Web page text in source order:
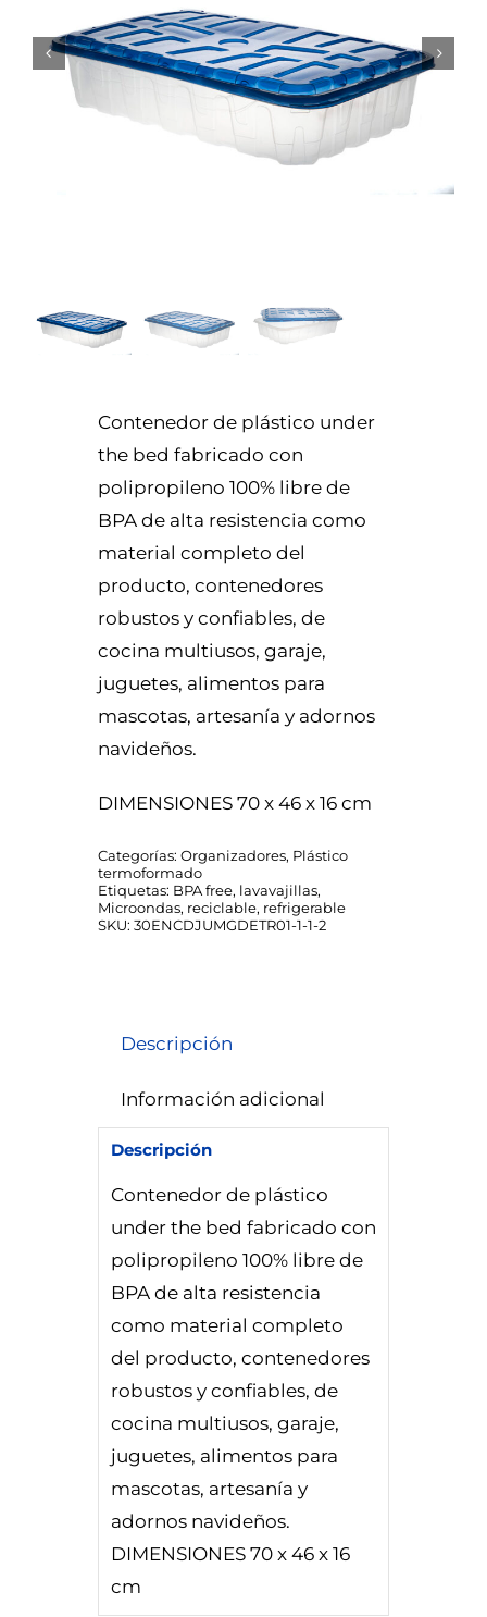
Contenedor de plástico under
the bed fabricado con
polipropileno 100% libre de
BPA de alta resistencia como
material completo del
producto, contenedores
robustos y confiables, de
cocina multiusos, garaje,
juguetes, alimentos para
mascotas, artesanía y adornos
navideños.
DIMENSIONES 70 x 46 x 16 cm
Categorías: Organizadores, Plástico
termoformado
Etiquetas: BPA free, lavavajillas,
Microondas, reciclable, refrigerable
SKU: 30ENCDJUMGDETR01-1-1-2
Descripción
Información adicional
Descripción
Contenedor de plástico
under the bed fabricado con
polipropileno 100% libre de
BPA de alta resistencia
como material completo
del producto, contenedores
robustos y confiables, de
cocina multiusos, garaje,
juguetes, alimentos para
mascotas, artesanía y
adornos navideños.
DIMENSIONES 70 x 46 x 16
cm